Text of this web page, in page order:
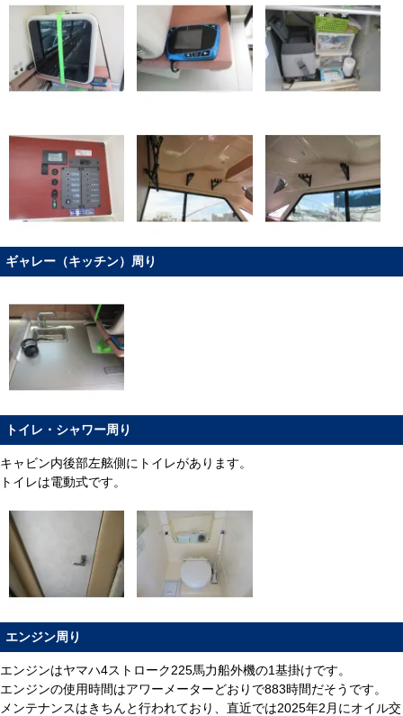
ギャレー（キッチン）周り
トイレ・シャワー周り
キャビン内後部左舷側にトイレがあります。
トイレは電動式です。
エンジン周り
エンジンはヤマハ4ストローク225馬力船外機の1基掛けです。
エンジンの使用時間はアワーメーターどおりで883時間だそうです。
メンテナンスはきちんと行われており、直近では2025年2月にオイル交